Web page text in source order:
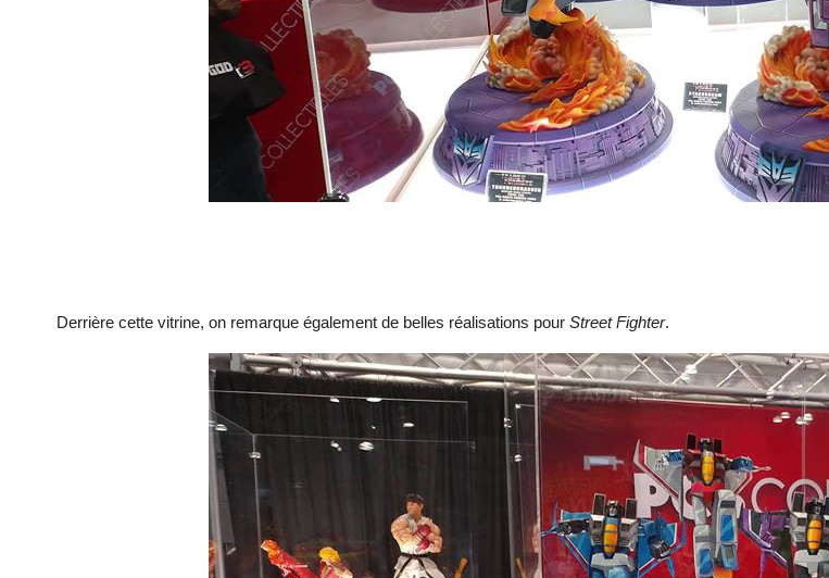
Derrière cette vitrine, on remarque également de belles réalisations pour Street Fighter.